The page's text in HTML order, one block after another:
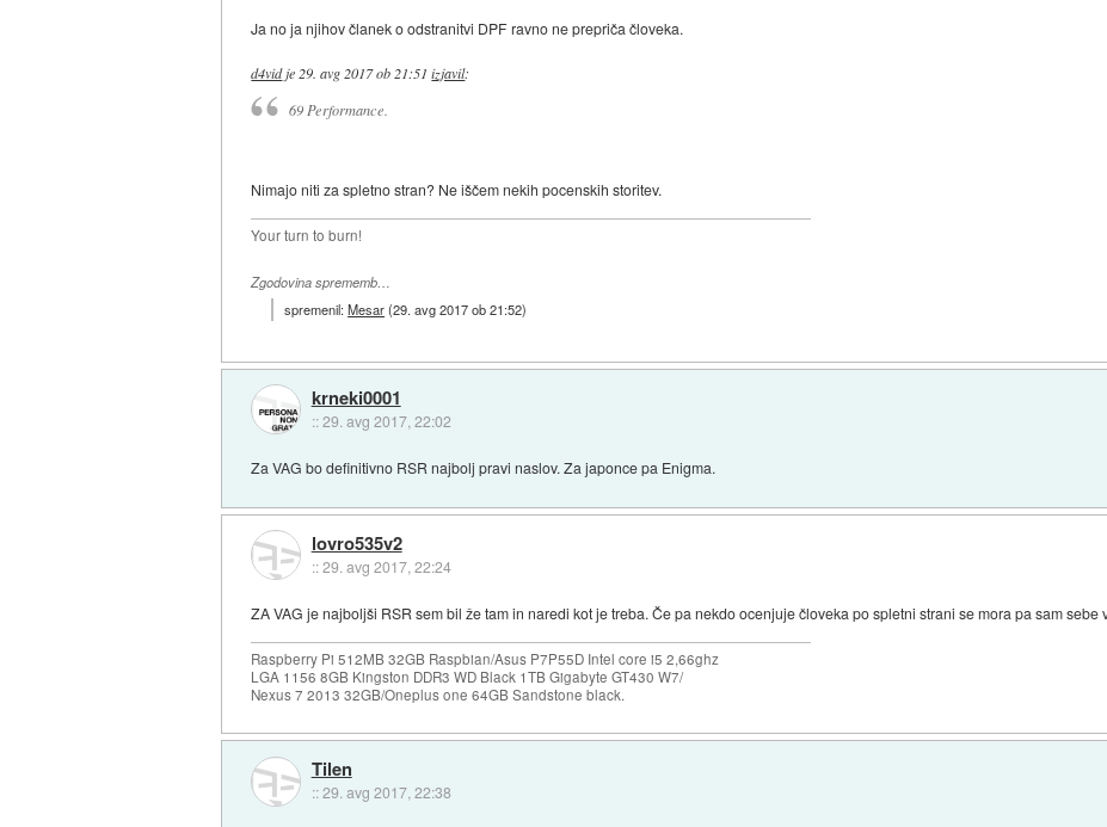
Ja no ja njihov članek o odstranitvi DPF ravno ne prepriča človeka.
d4vidje29. avg 2017 ob 21:51 izjavil:
69 Performance.
Nimajo niti za spletno stran? Ne iščem nekih pocenskih storitev.
Your turn to burn!
Zgodovina sprememb…
spremenil:Mesar(29. avg 2017 ob 21:52)
krneki0001
::29. avg 2017, 22:02
Za VAG bo definitivno RSR najbolj pravi naslov. Za japonce pa Enigma.
lovro535v2
::29. avg 2017, 22:24
ZA VAG je najboljši RSR sem bil že tam in naredi kot je treba. Če pa nekdo ocenjuje človeka po spletni strani se mora pa sam sebe
Raspberry Pi 512MB 32GB Raspbian/Asus P7P55D Intel core i5 2,66ghz
LGA 1156 8GB Kingston DDR3 WD Black 1TB Gigabyte GT430 W7/
Nexus 7 2013 32GB/Oneplus one 64GB Sandstone black.
Tilen
::29. avg 2017, 22:38